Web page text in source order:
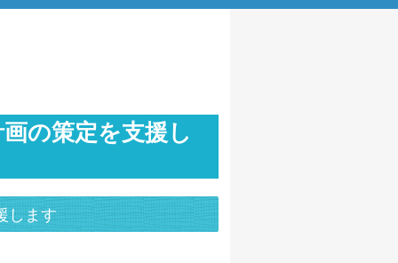
の策定を支援し
します